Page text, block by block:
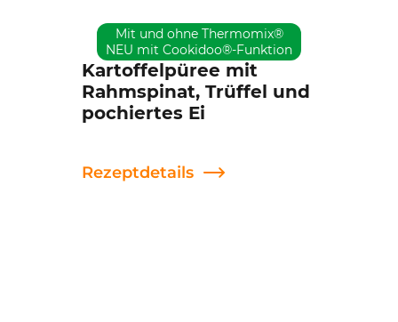
Mit und ohne Thermomix®
NEU mit Cookidoo®-Funktion
Kartoffelpüree mit
Rahmspinat, Trüffel und
pochiertes Ei
Rezeptdetails